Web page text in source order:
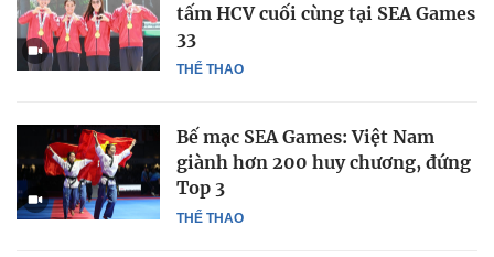
THỂ THAO
tấm HCV cuối cùng tại SEA Games
33
THỂ THAO
Bế mạc SEA Games: Việt Nam
giành hơn 200 huy chương, đứng
Top 3